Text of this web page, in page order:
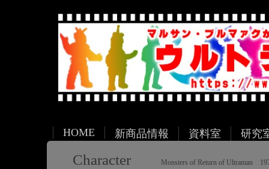
HOME 新商品情報 資料室 研究
Character Monsters of Return of Ultraman